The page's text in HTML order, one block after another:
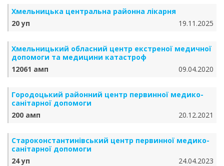
Хмельницька центральна районна лікарня
20 уп
19.11.2025
Хмельницький обласний центр екстреної медичної
допомоги та медицини катастроф
12061 амп
09.04.2020
Городоцький районний центр первинної медико-
санітарної допомоги
200 амп
20.12.2021
Староконстантинівський центр первинної медико-
санітарної допомоги
24 уп
24.04.2023